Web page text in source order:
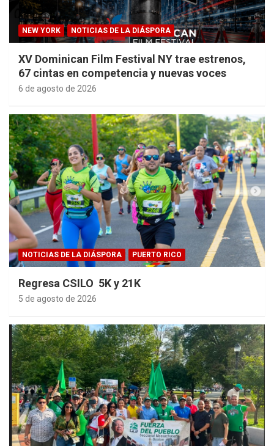
NEW YORK NOTICIAS DE LA DIÁSPORA
XV Dominican Film Festival NY trae estrenos,
67 cintas en competencia y nuevas voces
6 de agosto de 2026
NOTICIAS DE LA DIÁSPORA PUERTO RICO
Regresa CSILO 5K y 21K
5 de agosto de 2026